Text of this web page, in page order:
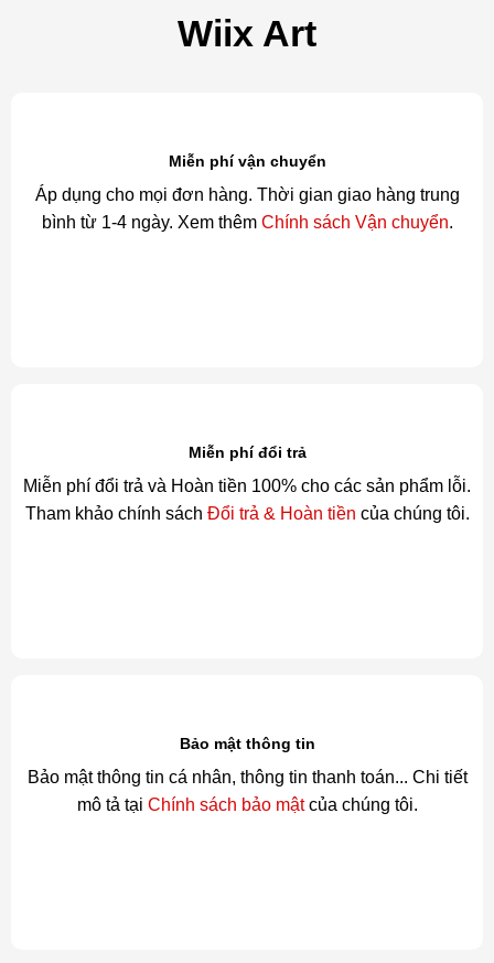
Wiix Art
Miễn phí vận chuyển
Áp dụng cho mọi đơn hàng. Thời gian giao hàng trung
bình từ 1-4 ngày. Xem thêm Chính sách Vận chuyển.
Miễn phí đổi trả
Miễn phí đổi trả và Hoàn tiền 100% cho các sản phẩm lỗi.
Tham khảo chính sách Đổi trả & Hoàn tiền của chúng tôi.
Bảo mật thông tin
Bảo mật thông tin cá nhân, thông tin thanh toán... Chi tiết
mô tả tại Chính sách bảo mậtcủa chúng tôi.